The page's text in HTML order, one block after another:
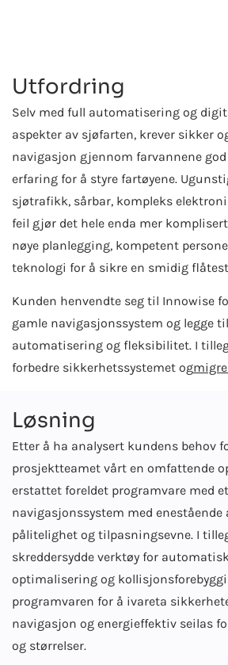
Utfordring
Selv med full automatisering og
aspekter av sjøfarten, krever sikker
navigasjon gjennom farvannene
erfaring for å styre fartøyene.
sjøtrafikk, sårbar, kompleks
feil gjør det hele enda mer
nøye planlegging, kompetent
teknologi for å sikre en smidig
Kunden henvendte seg til Innowise
gamle navigasjonssystem og legge
automatisering og fleksibilitet. I
forbedre sikkerhetssystemet og
Løsning
Etter å ha analysert kundens behov
prosjektteamet vårt en omfattende
erstattet foreldet programvare med
navigasjonssystem med enestående
pålitelighet og tilpasningsevne. I
skreddersydde verktøy for
optimalisering og
programvaren for å ivareta
navigasjon og energieffektiv seilas
og størrelser.